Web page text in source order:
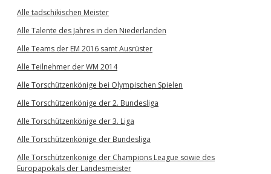
Alle tadschikischen Meister
Alle Talente des Jahres in den Niederlanden
Alle Teams der EM 2016 samt Ausrüster
Alle Teilnehmer der WM 2014
Alle Torschützenkönige bei Olympischen Spielen
Alle Torschützenkönige der 2. Bundesliga
Alle Torschützenkönige der 3. Liga
Alle Torschützenkönige der Bundesliga
Alle Torschützenkönige der Champions League sowie des
Europapokals der Landesmeister